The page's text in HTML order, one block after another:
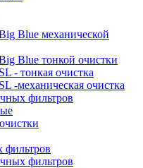
Blue механической
Blue тонкой очистки
- тонкая очистка
-механическая очистка
фильтров
фильтров
фильтров